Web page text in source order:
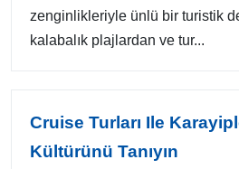
zenginlikleriyle ünlü bir turistik
kalabalık plajlardan ve tur...
Cruise Turları Ile
Kültürünü Tanıyın